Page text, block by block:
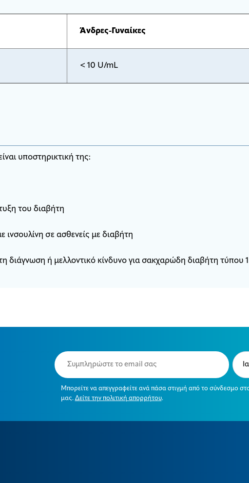
Άνδρες-Γυναίκες
< 10 U/mL
υποστηρικτική της:
του διαβήτη
ινσουλίνη σε ασθενείς με διαβήτη
διάγνωση ή μελλοντικό κίνδυνο για σακχαρώδη διαβήτη τύπου
Email
(Required)
Μπορείτε να απεγγραφείτε ανά πάσα στιγμή από το σύνδεσμο
μας. Δείτε την πολιτική απορρήτου.